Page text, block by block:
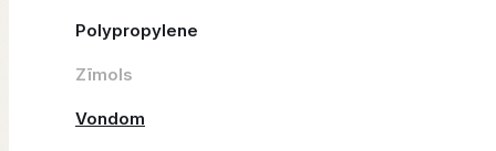
Polypropylene
Zīmols
Vondom